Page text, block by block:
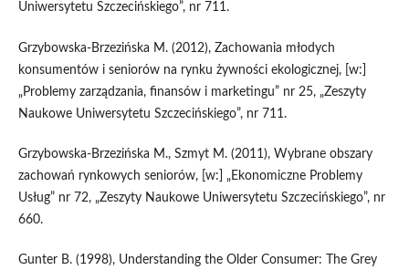
Uniwersytetu Szczecińskiego”, nr 711.
Grzybowska-Brzezińska M. (2012), Zachowania młodych
konsumentów i seniorów na rynku żywności ekologicznej, [w:]
„Problemy zarządzania, finansów i marketingu” nr 25, „Zeszyty
Naukowe Uniwersytetu Szczecińskiego”, nr 711.
Grzybowska-Brzezińska M., Szmyt M. (2011), Wybrane obszary
zachowań rynkowych seniorów, [w:] „Ekonomiczne Problemy
Usług” nr 72, „Zeszyty Naukowe Uniwersytetu Szczecińskiego”, nr
660.
Gunter B. (1998), Understanding the Older Consumer: The Grey